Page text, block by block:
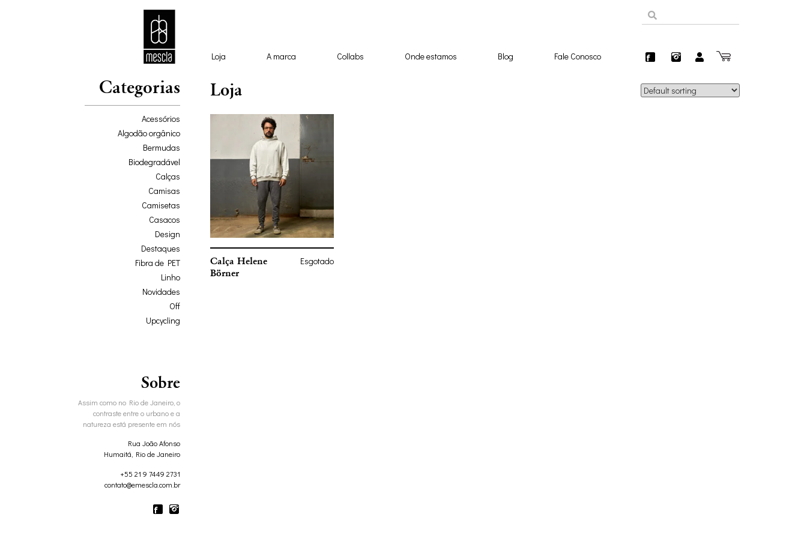
Loja A marca Collabs Onde estamos Blog Fale Conosco
Categorias
Acessórios
Algodão orgânico
Bermudas
Biodegradável
Calças
Camisas
Camisetas
Casacos
Design
Destaques
Fibra de PET
Linho
Novidades
Off
Upcycling
Sobre
Assim como no Rio de Janeiro, o
contraste entre o urbano e a
natureza está presente em nós
Rua João Afonso
Humaitá, Rio de Janeiro
+55 21 9 7449 2731
contato@emescla.com.br
Loja
Calça Helene
Börner
Esgotado